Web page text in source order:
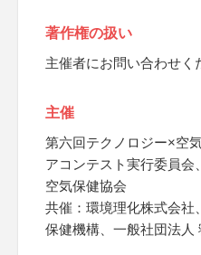
著作権の扱い
主催者にお問い合わせく
主催
第六回テクノロジー×空
アコンテスト実行委員会
空気保健協会
共催：環境理化株式会社
保健機構、一般社団法人